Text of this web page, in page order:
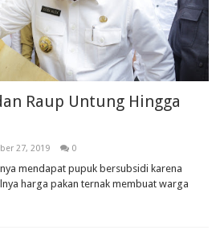
Raup Untung Hingga
27, 2019 0
mendapat pupuk bersubsidi karena
harga pakan ternak membuat warga